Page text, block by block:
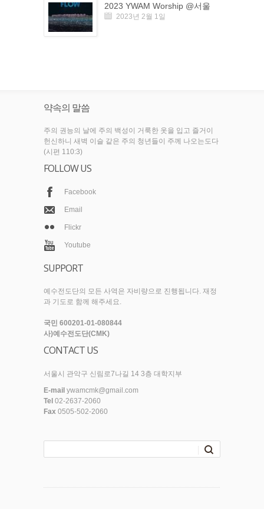
2023 YWAM Worship @서울
2023년 2월 1일
약속의 말씀
주의 권능의 날에 주의 백성이 거룩한 옷을 입고 즐거이
헌신하니 새벽 이슬 같은 주의 청년들이 주께 나오는도다
(시편 110:3)
FOLLOW US
Facebook
Email
Flickr
Youtube
SUPPORT
예수전도단의 모든 사역은 자비량으로 진행됩니다. 재정
과 기도로 함께 해주세요.
국민 600201-01-080844
사)예수전도단(CMK)
CONTACT US
서울시 관악구 신림로7나길 14 3층 대학지부
E-mail ywamcmk@gmail.com
Tel 02-2637-2060
Fax 0505-502-2060